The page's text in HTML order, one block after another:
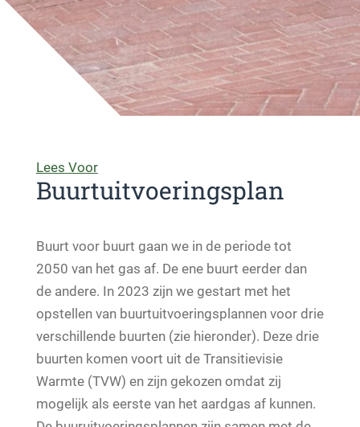
Lees Voor
Buurtuitvoeringsplan
Buurt voor buurt gaan we in de periode tot
2050 van het gas af. De ene buurt eerder dan
de andere. In 2023 zijn we gestart met het
opstellen van buurtuitvoeringsplannen voor drie
verschillende buurten (zie hieronder). Deze drie
buurten komen voort uit de Transitievisie
Warmte (TVW) en zijn gekozen omdat zij
mogelijk als eerste van het aardgas af kunnen.